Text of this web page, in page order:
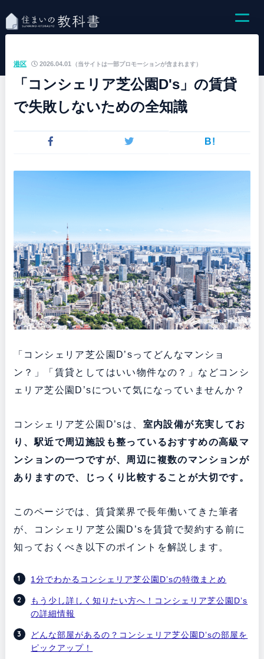
（当サイトは一部プロモーションが含まれます）
港区 2026.04.01
「コンシェリア芝公園D's」の賃貸
で失敗しないための全知識
B!
「コンシェリア芝公園D’sってどんなマンショ
ン？」「賃貸としてはいい物件なの？」などコンシ
ェリア芝公園D’sについて気になっていませんか？
コンシェリア芝公園D’sは、 室内設備が充実してお
り、駅近で周辺施設も整っているおすすめの高級マ
ンションの一つですが、周辺に複数のマンションが
ありますので、じっくり比較することが大切です。
このページでは、賃貸業界で長年働いてきた筆者
が、コンシェリア芝公園D’sを賃貸で契約する前に
知っておくべき以下のポイントを解説します。
1分でわかるコンシェリア芝公園D’sの特徴まとめ
もう少し詳しく知りたい方へ！コンシェリア芝公園D’s
の詳細情報
どんな部屋があるの？コンシェリア芝公園D’sの部屋を
ピックアップ！